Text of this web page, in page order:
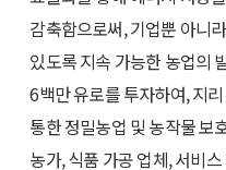
감축함으로써, 기업뿐 아니
있도록 지속 가능한 농업의
6백만 유로를 투자하여, 지
통한 정밀농업 및 농작물 보
농가, 식품 가공 업체, 서비